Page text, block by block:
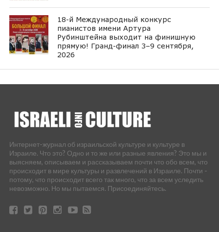
18-й Международный конкурс
пианистов имени Артура
Рубинштейна выходит на финишную
прямую! Гранд-финал 3–9 сентября,
2026
Интернет-журнал об израильской культуре и культуре в
Израиле. Что это? Одно и то же или разные явления? Это мы и
выясняем, описываем и рассказываем почти что обо всем, что
происходит в мире культуры и развлечений в Израиле. Почти -
потому, что происходит всего так много, что за всем уследить
невозможно. Но мы пытаемся. Присоединяйтесь.